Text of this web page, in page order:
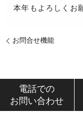
本年もよろしくお
お問合せ機能
電話での
お問い合わせ